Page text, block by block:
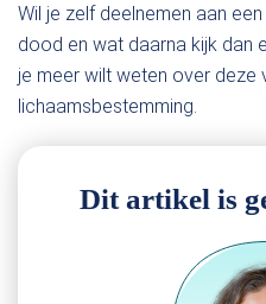
Wil je zelf deelnemen aan
dood en wat daarna kijk dan
je meer wilt weten over deze
lichaamsbestemming.
Dit artikel is